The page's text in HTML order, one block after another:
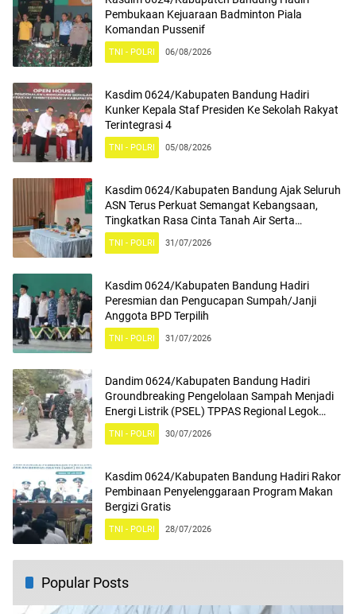
Pembukaan Kejuaraan Badminton Piala
Komandan Pussenif
TNI - POLRI 06/08/2026
Kasdim 0624/Kabupaten Bandung Hadiri
Kunker Kepala Staf Presiden Ke Sekolah Rakyat
Terintegrasi 4
TNI - POLRI 05/08/2026
Kasdim 0624/Kabupaten Bandung Ajak Seluruh
ASN Terus Perkuat Semangat Kebangsaan,
Tingkatkan Rasa Cinta Tanah Air Serta
Mengamalkan Nilai Nilai Pancasila
TNI - POLRI 31/07/2026
Kasdim 0624/Kabupaten Bandung Hadiri
Peresmian dan Pengucapan Sumpah/Janji
Anggota BPD Terpilih
TNI - POLRI 31/07/2026
Dandim 0624/Kabupaten Bandung Hadiri
Groundbreaking Pengelolaan Sampah Menjadi
Energi Listrik (PSEL) TPPAS Regional Legok
Nangka
TNI - POLRI 30/07/2026
Kasdim 0624/Kabupaten Bandung Hadiri Rakor
Pembinaan Penyelenggaraan Program Makan
Bergizi Gratis
TNI - POLRI 28/07/2026
Popular Posts